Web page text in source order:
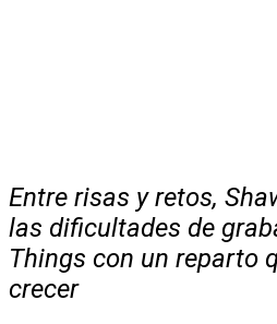
Entre risas y retos,
las dificultades de
Things con un reparto
crecer